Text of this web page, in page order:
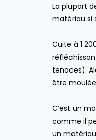
La plupart
matériau si
Cuite à 1
tenaces).
être
C’est un
comme il
un